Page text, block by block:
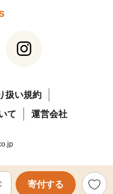
寄付する
扱い規約
て
運営会社